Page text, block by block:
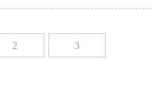
的人那才痛苦。凡事不必太在意
2 3